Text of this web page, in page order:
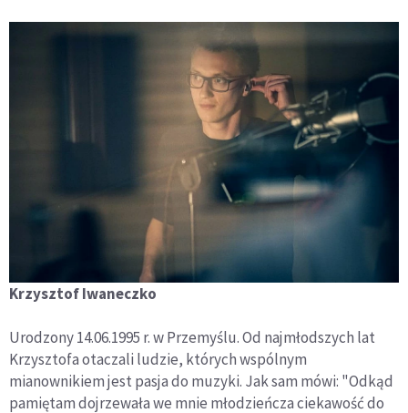
Krzysztof Iwaneczko
Urodzony 14.06.1995 r. w Przemyślu. Od najmłodszych lat
Krzysztofa otaczali ludzie, których wspólnym
mianownikiem jest pasja do muzyki. Jak sam mówi: "Odkąd
pamiętam dojrzewała we mnie młodzieńcza ciekawość do